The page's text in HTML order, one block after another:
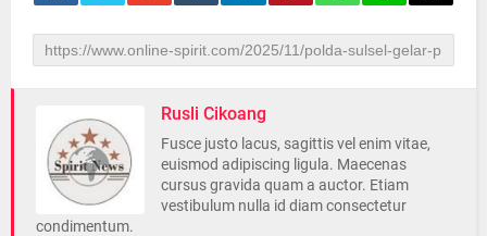
Rusli Cikoang
Fusce justo lacus, sagittis vel enim vitae,
euismod adipiscing ligula. Maecenas
cursus gravida quam a auctor. Etiam
vestibulum nulla id diam consectetur
condimentum.